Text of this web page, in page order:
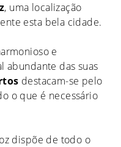
, uma localização
esta bela cidade.
e
abundante das suas
destacam-se pelo
o que é necessário
dispõe de todo o